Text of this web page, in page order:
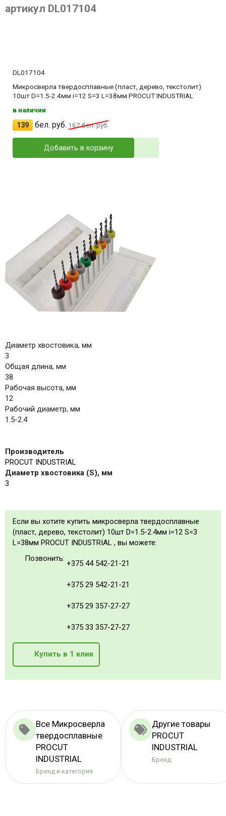
артикул DL017104
DL017104
Микросверла твердосплавные (пласт, дерево, текстолит)
10шт D=1.5-2.4мм i=12 S=3 L=38мм PROCUT INDUSTRIAL
в наличии
139 бел. руб. 167бел. руб.
Добавить в корзину
Диаметр хвостовика, мм
3
Общая длина, мм
38
Рабочая высота, мм
12
Рабочий диаметр, мм
1.5-2.4
Производитель
PROCUT INDUSTRIAL
Диаметр хвостовика (S), мм
3
Если вы хотите купить микросверла твердосплавные
(пласт, дерево, текстолит) 10шт D=1.5-2.4мм i=12 S=3
L=38мм PROCUT INDUSTRIAL , вы можете:
Позвонить:
+375 44 542-21-21
+375 29 542-21-21
+375 29 357-27-27
+375 33 357-27-27
Купить в 1 клик
Все Микросверла
твердосплавные
PROCUT
INDUSTRIAL
Бренд и категория
Другие товары
PROCUT
INDUSTRIAL
Бренд